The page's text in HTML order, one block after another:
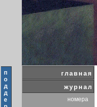
п
о
д
д
е
главная
журнал
номера